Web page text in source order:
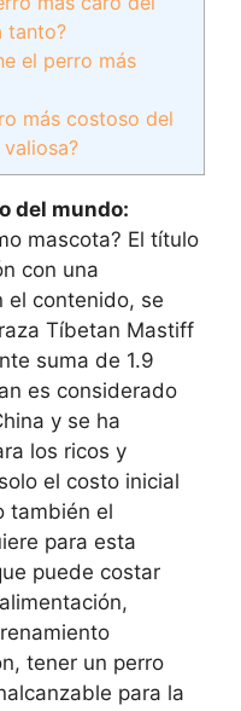
tanto?
el perro más
más costoso del
del mundo:
mascota? El título
con una
el contenido, se
Tíbetan Mastiff
suma de 1.9
es considerado
y se ha
los ricos y
el costo inicial
también el
para esta
puede costar
tener un perro
para la